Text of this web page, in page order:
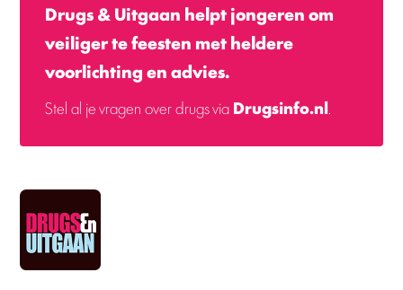
Drugs & Uitgaan helpt jongeren om
veiliger te feesten met heldere
voorlichting en advies.
Stel al je vragen over drugs viaDrugsinfo.nl